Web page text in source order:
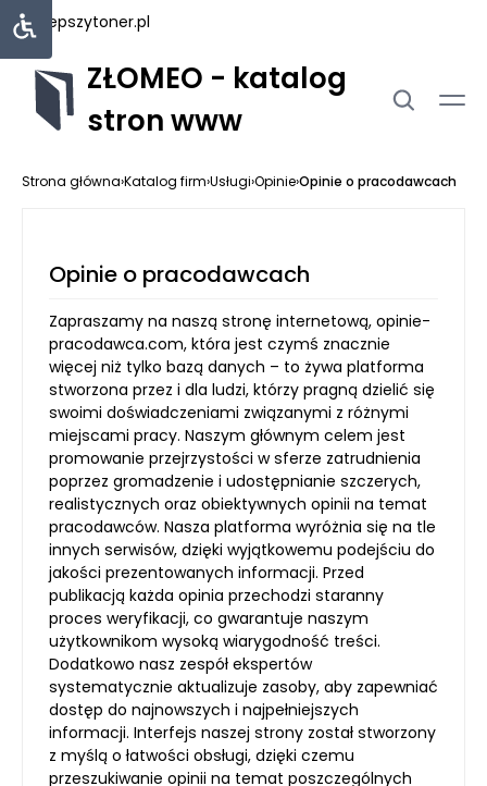
najlepszytoner.pl
ZŁOMEO - katalog
stron www
Strona główna›Katalog firm›Usługi›Opinie›Opinie o pracodawcach
Opinie o pracodawcach
Zapraszamy na naszą stronę internetową, opinie-
pracodawca.com, która jest czymś znacznie
więcej niż tylko bazą danych – to żywa platforma
stworzona przez i dla ludzi, którzy pragną dzielić się
swoimi doświadczeniami związanymi z różnymi
miejscami pracy. Naszym głównym celem jest
promowanie przejrzystości w sferze zatrudnienia
poprzez gromadzenie i udostępnianie szczerych,
realistycznych oraz obiektywnych opinii na temat
pracodawców. Nasza platforma wyróżnia się na tle
innych serwisów, dzięki wyjątkowemu podejściu do
jakości prezentowanych informacji. Przed
publikacją każda opinia przechodzi staranny
proces weryfikacji, co gwarantuje naszym
użytkownikom wysoką wiarygodność treści.
Dodatkowo nasz zespół ekspertów
systematycznie aktualizuje zasoby, aby zapewniać
dostęp do najnowszych i najpełniejszych
informacji. Interfejs naszej strony został stworzony
z myślą o łatwości obsługi, dzięki czemu
przeszukiwanie opinii na temat poszczególnych